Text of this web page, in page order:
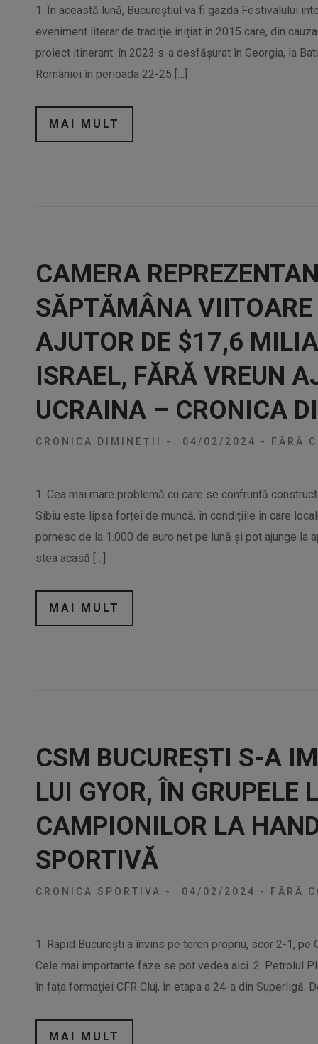
1. În această lună, Bucureștiul va fi gazda Festivalului
eveniment literar de tradiție inițiat în 2015 care, din
proiect itinerant: în 2023 s-a desfășurat în Georgia, la
României în perioada 22-25 […]
MAI MULT
CAMERA
SĂPTĂMÂNA VIITOARE
AJUTOR DE $17,6
ISRAEL, FĂRĂ VREUN
UCRAINA – CRONICA
CRONICA DIMINEȚII - 04/02/2024 - FĂRĂ
1. Cea mai mare problemă cu care se confruntă
Sibiu este lipsa forţei de muncă, în condițiile în care
pornesc de la 1.000 de euro net pe lună și pot ajunge la
stea acasă […]
MAI MULT
CSM BUCUREȘTI S-A
LUI GYOR, ÎN GRUPELE
CAMPIONILOR LA
SPORTIVĂ
CRONICA SPORTIVA - 04/02/2024 - FĂRĂ
1. Rapid Bucureşti a învins pe teren propriu, scor 2-1, pe
Cele mai importante faze se pot vedea aici. 2. Petrolul
în faţa formaţiei CFR Cluj, în etapa a 24-a din Superligă.
MAI MULT